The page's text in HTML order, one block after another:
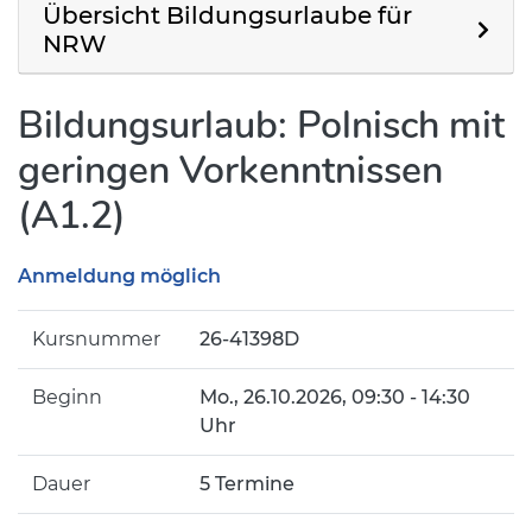
Übersicht Bildungsurlaube für
NRW
Bildungsurlaub: Polnisch mit
geringen Vorkenntnissen
(A1.2)
Anmeldung möglich
Kursnummer 26-41398D
Beginn Mo., 26.10.2026, 09:30 - 14:30
Uhr
Dauer 5 Termine